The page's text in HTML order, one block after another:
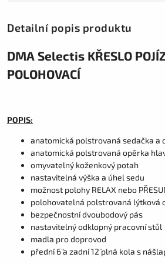
Detailní popis produktu
DMA Selectis KŘESLO
POLOHOVACÍ
POPIS:
anatomická polstrovaná sedačka a
anatomická polstrovaná opěrka
omyvatelný koženkový potah
nastavitelná výška a úhel sedu
možnost polohy RELAX nebo
polohovatelná polstrovaná lýtková
bezpečnostní dvoubodový pás
nastavitelný odklopný pracovní stůl
madla pro doprovod
přední 6¨ a zadní 12¨ plná kola s